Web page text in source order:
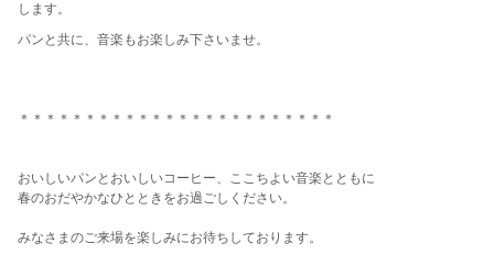
します。
パンと共に、音楽もお楽しみ下さいませ。
＊＊＊＊＊＊＊＊＊＊＊＊＊＊＊＊＊＊＊＊＊＊＊＊
おいしいパンとおいしいコーヒー、ここちよい音楽とともに
春のおだやかなひとときをお過ごしください。
みなさまのご来場を楽しみにお待ちしております。